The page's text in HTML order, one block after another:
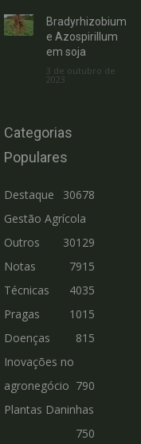
Bradyrhizobium
e Azospirillum
em soja
3 de outubro de
2023
Categorias
Populares
Destaque
30678
Gestão Agrícola
30129
Outros
7915
Notas
Técnicas
4035
Pragas
1015
Doenças
815
Inovações no
agronegócio 790
Plantas Daninhas
750